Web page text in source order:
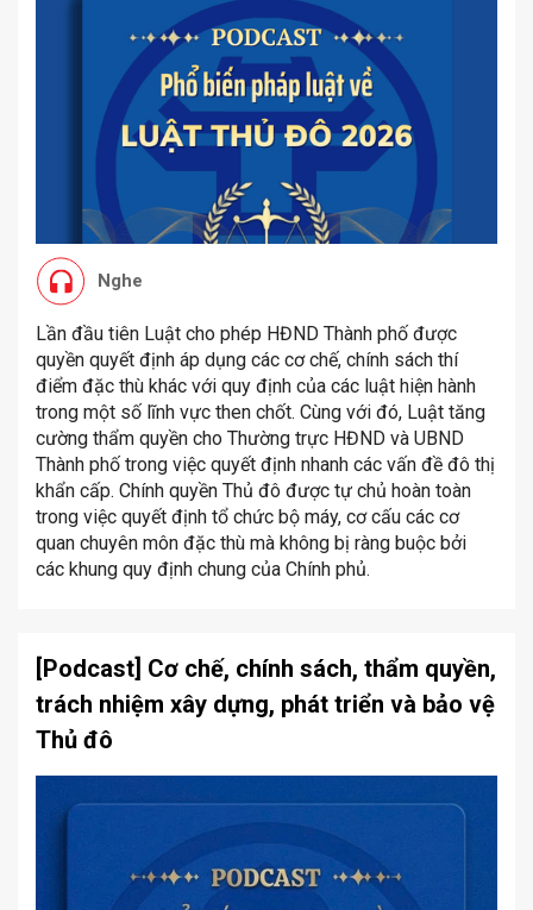
Nghe
Lần đầu tiên Luật cho phép HĐND Thành phố được
quyền quyết định áp dụng các cơ chế, chính sách thí
điểm đặc thù khác với quy định của các luật hiện hành
trong một số lĩnh vực then chốt. Cùng với đó, Luật tăng
cường thẩm quyền cho Thường trực HĐND và UBND
Thành phố trong việc quyết định nhanh các vấn đề đô thị
khẩn cấp. Chính quyền Thủ đô được tự chủ hoàn toàn
trong việc quyết định tổ chức bộ máy, cơ cấu các cơ
quan chuyên môn đặc thù mà không bị ràng buộc bởi
các khung quy định chung của Chính phủ.
[Podcast] Cơ chế, chính sách, thẩm quyền,
trách nhiệm xây dựng, phát triển và bảo vệ
Thủ đô